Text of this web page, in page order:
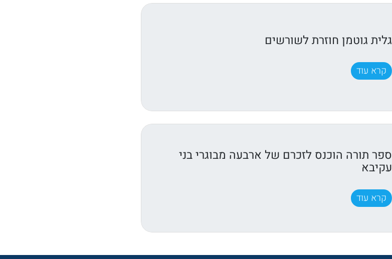
גלית גוטמן חוזרת לשורשים
קרא עוד
ספר תורה הוכנס לזכרם של ארבעה מבוגרי בני
עקיבא
קרא עוד